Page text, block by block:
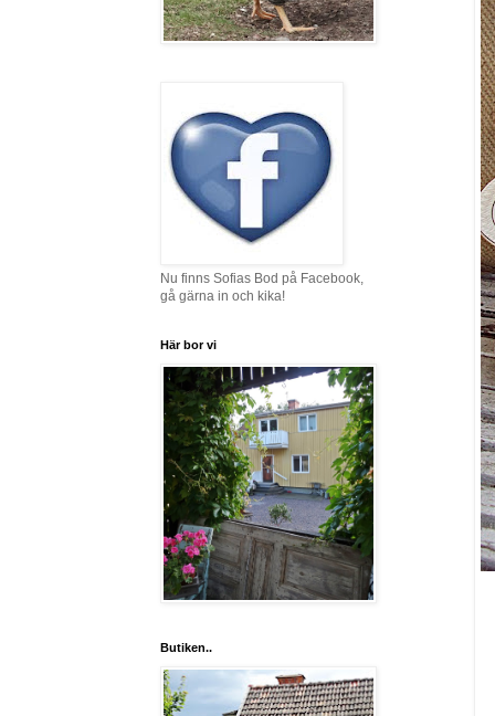
Nu finns Sofias Bod på Facebook,
gå gärna in och kika!
Här bor vi
Butiken..